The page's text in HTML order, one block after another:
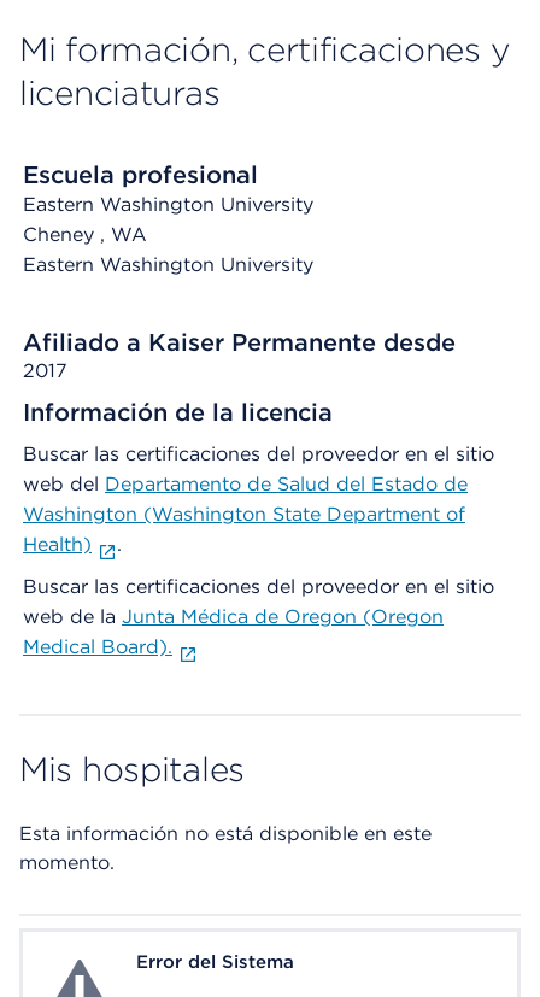
Mi formación, certificaciones y
licenciaturas
Escuela profesional
Eastern Washington University
Cheney , WA
Eastern Washington University
Afiliado a Kaiser Permanente desde
2017
Información de la licencia
Buscar las certificaciones del proveedor en el sitio
web del Departamento de Salud del Estado de
Washington (Washington State Department of
Health)
.
Buscar las certificaciones del proveedor en el sitio
web de la Junta Médica de Oregon (Oregon
Medical Board).
Mis hospitales
Esta información no está disponible en este
momento.
System ErrorError del Sistema